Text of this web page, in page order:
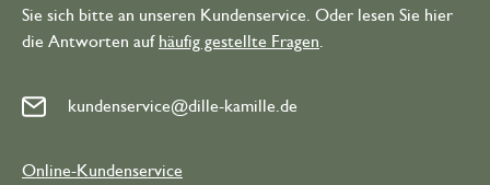
Sie sich bitte an unseren Kundenservice. Oder lesen Sie hier
die Antworten auf häufig gestellte Fragen
kundenservice@dille-kamille.de
Online-Kundenservice